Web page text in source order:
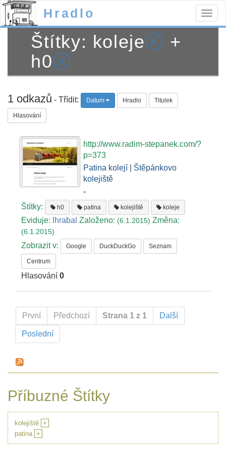
Hradlo
Štítky: kolejeⓧ +
h0ⓧ
1 odkazů - Třídit: Datum Hradlo Titulek
Hlasování
http://www.radim-stepanek.com/?
p=373
Patina kolejí | Štěpánkovo
kolejiště
-
Štítky:
h0 patina kolejiště koleje
Eviduje: lhrabal Založeno:(6.1.2015)Změna:
(6.1.2015)
Zobrazit v: Google DuckDuckGo Seznam
Centrum
Hlasování0
První Předchozí Strana 1 z 1 Další
Poslední
Příbuzné Štítky
kolejiště +
patina +